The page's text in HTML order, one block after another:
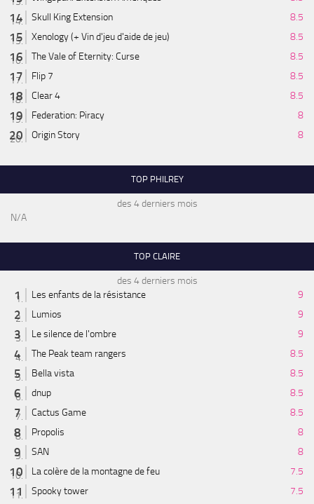
Skull King Extension
8.5
Xenology (+ Vin d'jeu d'aide de jeu)
8.5
The Vale of Eternity: Curse
8.5
Flip 7
8.5
Clear 4
8.5
Federation: Piracy
8
Origin Story
8
TOP PHILREY
des 4 derniers mois
N/A
TOP CLAIRE
des 4 derniers mois
Les enfants de la résistance
9
Lumios
9
Le silence de l'ombre
9
The Peak team rangers
8.5
Bella vista
8.5
dnup
8.5
Cactus Game
8.5
Propolis
8
SAN
8
La colère de la montagne de feu
7.5
Spooky tower
7.5